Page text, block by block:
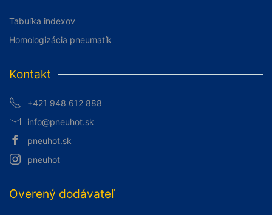
Tabuľka indexov
Homologizácia pneumatík
Kontakt
+421 948 612 888
info@pneuhot.sk
pneuhot.sk
pneuhot
Overený dodávateľ